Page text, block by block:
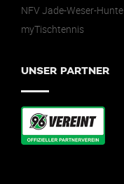
NFV Jade-Weser-Hunte
myTischtennis
UNSER PARTNER